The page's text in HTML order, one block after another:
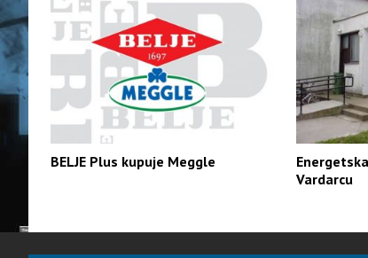
BELJE Plus kupuje Meggle
Vardarcu